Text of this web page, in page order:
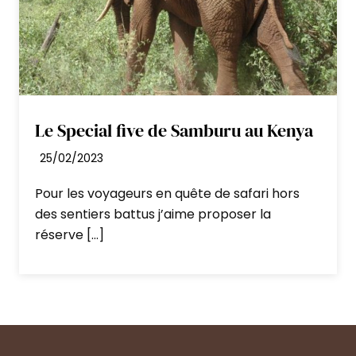
C’est un lieu que je recommande à
tous ceux qui rêvent d’observer la
faune dans toute sa diversité, dans
d’un film.
La Grande Migration
Chaque année, entre juillet et
concentration de vie et de
Le Special five de Samburu au Kenya
25/02/2023
Pour les voyageurs en quête de safari hors
des sentiers battus j’aime proposer la
réserve […]